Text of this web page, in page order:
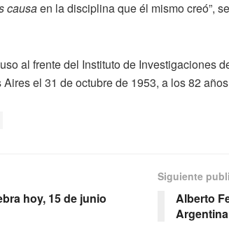
causaen la disciplina que él mismo creó”,
al frente del Instituto de Investigaciones
el 31 de octubre de 1953, a los 82 años
hoy, 15 de junio
Siguiente
Alberto